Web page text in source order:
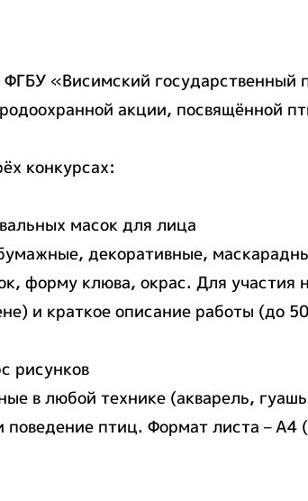
«Висимский
акции, посвящённой
конкурсах:
масок для лица
декоративные,
форму клюва, окрас. Для
и краткое описание работы (до
рисунков
в любой технике (акварель,
птиц. Формат листа –